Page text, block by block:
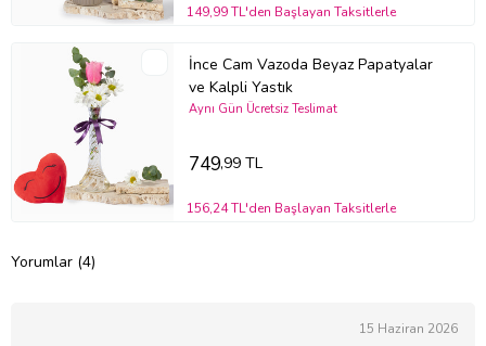
149,99 TL'den Başlayan Taksitlerle
İnce Cam Vazoda Beyaz Papatyalar
ve Kalpli Yastık
Aynı Gün Ücretsiz Teslimat
749,99 TL
156,24 TL'den Başlayan Taksitlerle
Yorumlar (4)
15 Haziran 2026